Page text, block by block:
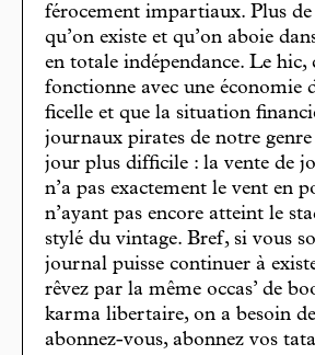
férocement impartiaux. Plus
qu’on existe et qu’on aboie
en totale indépendance. Le hic,
fonctionne avec une économie
ficelle et que la situation
journaux pirates de notre genre
jour plus difficile : la vente de
n’a pas exactement le vent en
n’ayant pas encore atteint le
stylé du vintage. Bref, si vous
journal puisse continuer à
rêvez par la même occas’ de
karma libertaire, on a besoin
abonnez-vous, abonnez vos